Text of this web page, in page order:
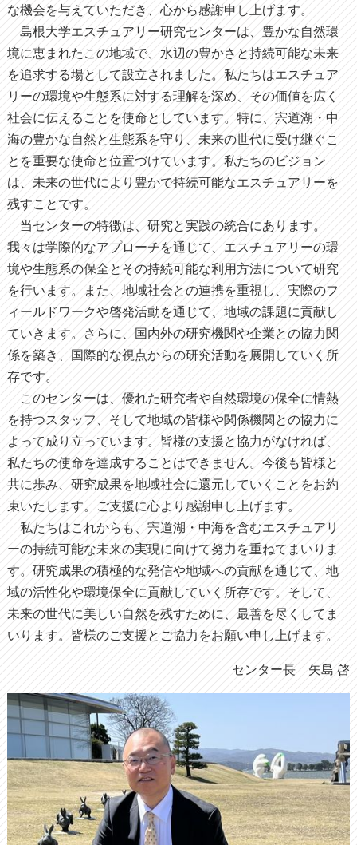
な機会を与えていただき、心から感謝申し上げます。
島根大学エスチュアリー研究センターは、豊かな自然環
境に恵まれたこの地域で、水辺の豊かさと持続可能な未来
を追求する場として設立されました。私たちはエスチュア
リーの環境や生態系に対する理解を深め、その価値を広く
社会に伝えることを使命としています。特に、宍道湖・中
海の豊かな自然と生態系を守り、未来の世代に受け継ぐこ
とを重要な使命と位置づけています。私たちのビジョン
は、未来の世代により豊かで持続可能なエスチュアリーを
残すことです。
当センターの特徴は、研究と実践の統合にあります。
我々は学際的なアプローチを通じて、エスチュアリーの環
境や生態系の保全とその持続可能な利用方法について研究
を行います。また、地域社会との連携を重視し、実際のフ
ィールドワークや啓発活動を通じて、地域の課題に貢献し
ていきます。さらに、国内外の研究機関や企業との協力関
係を築き、国際的な視点からの研究活動を展開していく所
存です。
このセンターは、優れた研究者や自然環境の保全に情熱
を持つスタッフ、そして地域の皆様や関係機関との協力に
よって成り立っています。皆様の支援と協力がなければ、
私たちの使命を達成することはできません。今後も皆様と
共に歩み、研究成果を地域社会に還元していくことをお約
束いたします。ご支援に心より感謝申し上げます。
私たちはこれからも、宍道湖・中海を含むエスチュアリ
ーの持続可能な未来の実現に向けて努力を重ねてまいりま
す。研究成果の積極的な発信や地域への貢献を通じて、地
域の活性化や環境保全に貢献していく所存です。そして、
未来の世代に美しい自然を残すために、最善を尽くしてま
いります。皆様のご支援とご協力をお願い申し上げます。
センター長 矢島 啓